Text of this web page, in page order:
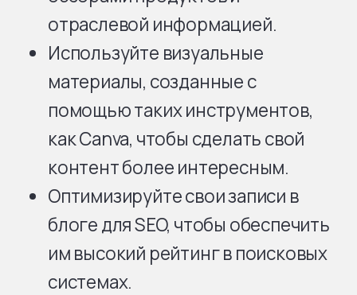
отраслевой информацией.
Используйте визуальные
материалы, созданные с
помощью таких инструментов,
как Canva, чтобы сделать свой
контент более интересным.
Оптимизируйте свои записи в
блоге для SEO, чтобы обеспечить
им высокий рейтинг в поисковых
системах.